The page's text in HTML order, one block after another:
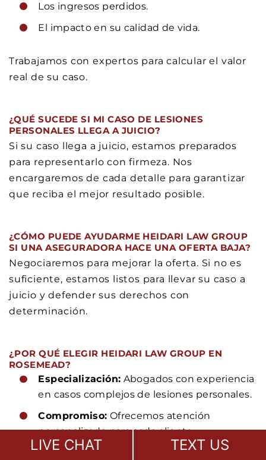
Los ingresos perdidos.
El impacto en su calidad de vida.
Trabajamos con expertos para calcular el valor
real de su caso.
¿QUÉ SUCEDE SI MI CASO DE LESIONES
PERSONALES LLEGA A JUICIO?
Si su caso llega a juicio, estamos preparados
para representarlo con firmeza. Nos
encargaremos de cada detalle para garantizar
que reciba el mejor resultado posible.
¿CÓMO PUEDE AYUDARME HEIDARI LAW GROUP
SI UNA ASEGURADORA HACE UNA OFERTA BAJA?
Negociaremos para mejorar la oferta. Si no es
suficiente, estamos listos para llevar su caso a
juicio y defender sus derechos con
determinación.
¿POR QUÉ ELEGIR HEIDARI LAW GROUP EN
ROSEMEAD?
Especialización: Abogados con experiencia
en casos complejos de lesiones personales.
Compromiso: Ofrecemos atención
personalizada para cada cliente.
Resultados comprobados: Un historial
LIVE CHAT TEXT US